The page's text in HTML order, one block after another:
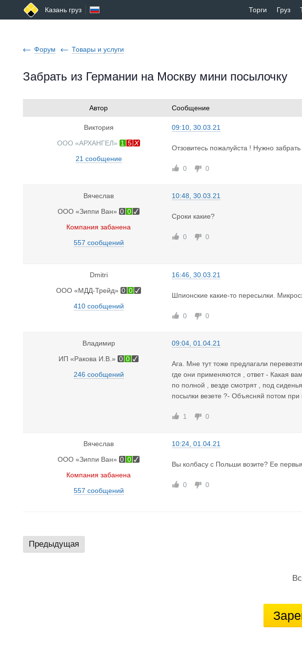
Казань груз Торги Груз
Форум Товары и услуги
Забрать из Германии на Москву мини посылочку
Автор Сообщение
Виктория
ООО «АРХАНГЕЛ» 1
5
21 сообщение
09:10, 30.03.21
Отзовитесь пожалуйста ! Нужно
0 0
Вячеслав
ООО «Зиппи Ван» 0 0
Компания забанена
557 сообщений
10:48, 30.03.21
Сроки какие?
0 0
Dmitri
ООО «МДД-Трейд» 0 0
410 сообщений
16:46, 30.03.21
Шпионские какие-то пересылки.
0 0
Владимир
ИП «Ракова И.В.» 0 0
246 сообщений
09:04, 01.04.21
Ага. Мне тут тоже предлагали
где они применяются , ответ - Какая
по полной , везде смотрят , под
посылки везете ?- Объясняй потом
1 0
Вячеслав
ООО «Зиппи Ван» 0 0
Компания забанена
557 сообщений
10:24, 01.04.21
Вы колбасу с Польши возите? Ее
0 0
Предыдущая